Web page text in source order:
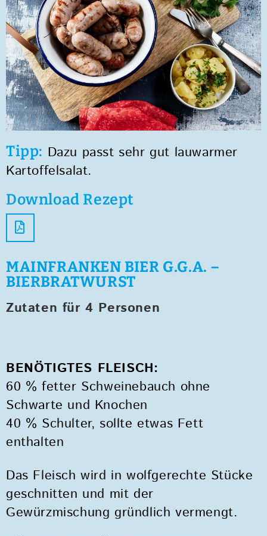
Tipp: Dazu passt sehr gut lauwarmer
Kartoffelsalat.
Download Rezept
MAINFRANKEN BIER G.G.A. –
BIERBRATWURST
Zutaten für 4 Personen
BENÖTIGTES FLEISCH:
60 % fetter Schweinebauch ohne
Schwarte und Knochen
40 % Schulter, sollte etwas Fett
enthalten
Das Fleisch wird in wolfgerechte Stücke
geschnitten und mit der
Gewürzmischung gründlich vermengt.